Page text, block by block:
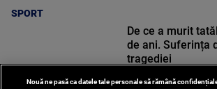
SPORT
De ce a murit
de ani. Suferința
tragediei
Nouă ne pasă ca datele tale personale să rămână